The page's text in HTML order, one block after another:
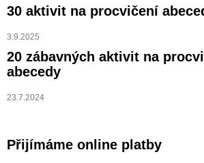
30 aktivit na procvičení
3.9.2025
20 zábavných aktivit na
abecedy
23.7.2024
Přijímáme online platby